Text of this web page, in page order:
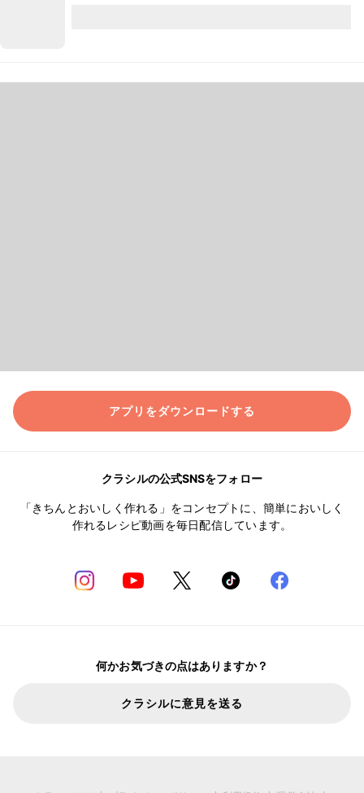
アプリをダウンロードする
クラシルの公式SNSをフォロー
「きちんとおいしく作れる」をコンセプトに、簡単においしく
作れるレシピ動画を毎日配信しています。
何かお気づきの点はありますか？
クラシルに意見を送る